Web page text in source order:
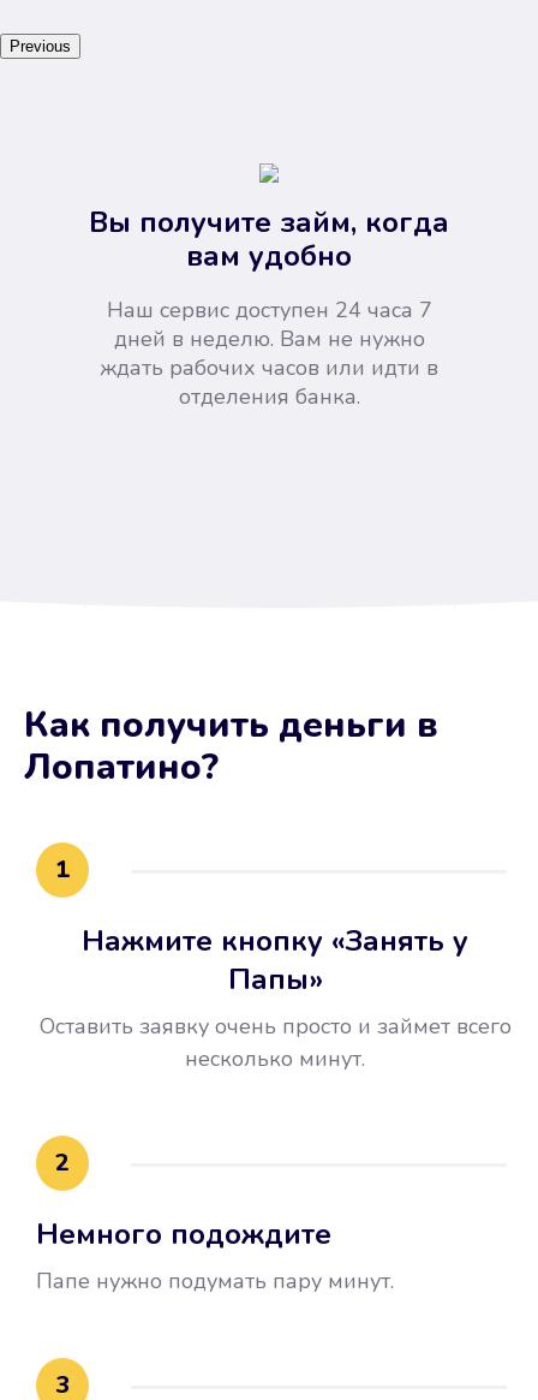
Previous
Вы получите займ, когда
вам удобно
Наш сервис доступен 24 часа 7
дней в неделю. Вам не нужно
ждать рабочих часов или идти в
отделения банка.
Не потребовались справки, залоги
и поручители. Папа вам доверяет.
воспользовались бесплатной
это открыло новые возможности в
Как получить деньги в
Лопатино?
1
Нажмите кнопку «Занять у
Папы»
Оставить заявку очень просто и займет всего
несколько минут.
2
Немного подождите
Папе нужно подумать пару минут.
3